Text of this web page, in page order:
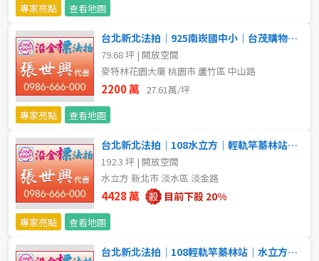
專家亮點
查看地圖
台北新北法拍｜925南崁國中小｜台茂購物｜景觀大樓兩戶附車位
79.68 坪 | 開放空間
麥特林花園大廈 桃園市 蘆竹區 中山路
2200 萬 27.61萬/坪
專家亮點
查看地圖
台北新北法拍｜108水立方｜輕軌竿蓁林站｜鋼骨邊間景觀5車位
192.3 坪 | 開放空間
水立方 新北市 淡水區 淡金路
4428 萬 目前下殺 20%
專家亮點 查看地圖
台北新北法拍｜108輕軌竿蓁林站｜水立方｜鋼骨景觀邊間5車位